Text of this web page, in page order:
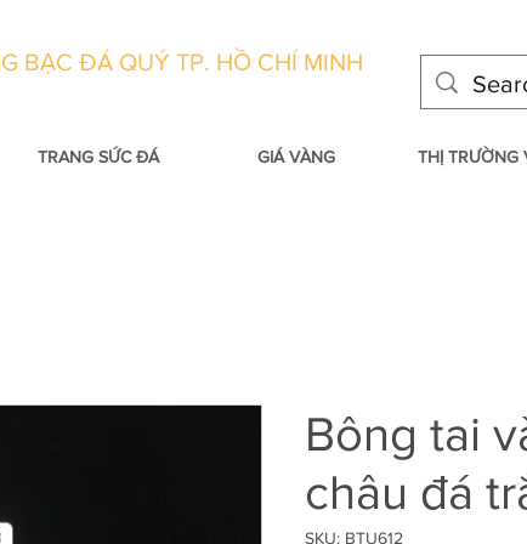
BẠC ĐÁ QUÝ TP. HỒ CHÍ MINH
TRANG SỨC ĐÁ GIÁ VÀNG THỊ TRƯỜNG
Bông tai
châu đá
SKU: BTU612